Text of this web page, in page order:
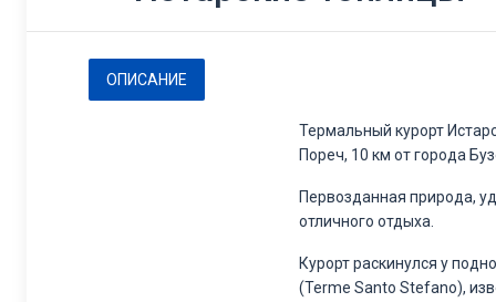
ОПИСАНИЕ
Термальный курорт
Пореч, 10 км от города
Первозданная природа,
отличного отдыха.
Курорт раскинулся у
(Terme Santo Stefano),